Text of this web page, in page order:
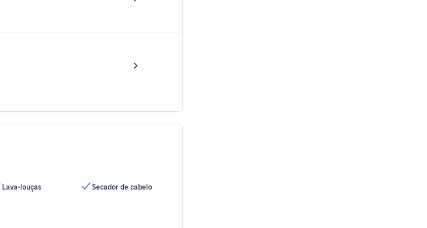
Lava-louças Secador de cabelo